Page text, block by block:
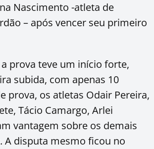
Nascimento -atleta de
– após vencer seu primeiro
prova teve um início forte,
subida, com apenas 10
prova, os atletas Odair Pereira,
Tácio Camargo, Arlei
vantagem sobre os demais
A disputa mesmo ficou no